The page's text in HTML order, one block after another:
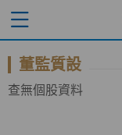
董監質設
查無個股資料